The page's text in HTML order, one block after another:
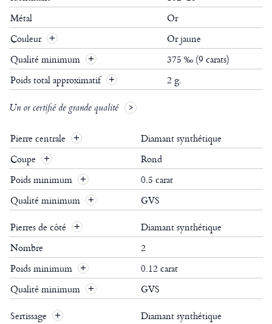
Métal
Or
Couleur
Or jaune
Qualité minimum
375 ‰ (9 carats)
Poids total approximatif
2 g.
Un or certifié de grande qualité
Pierre centrale
Diamant synthétique
Coupe
Rond
Poids minimum
0.5 carat
Qualité minimum
GVS
Pierres de côté
Diamant synthétique
Nombre
2
Poids minimum
0.12 carat
Qualité minimum
GVS
Sertissage
Diamant synthétique